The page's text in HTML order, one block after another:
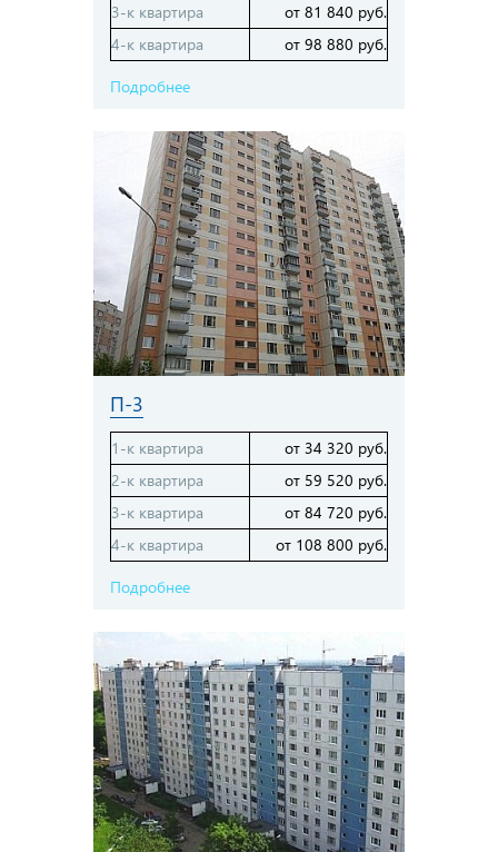
3-к квартира
от 81 840 руб.
4-к квартира
от 98 880 руб.
Подробнее
П-3
1-к квартира
от 34 320 руб.
2-к квартира
от 59 520 руб.
3-к квартира
от 84 720 руб.
4-к квартира
от 108 800 руб.
Подробнее